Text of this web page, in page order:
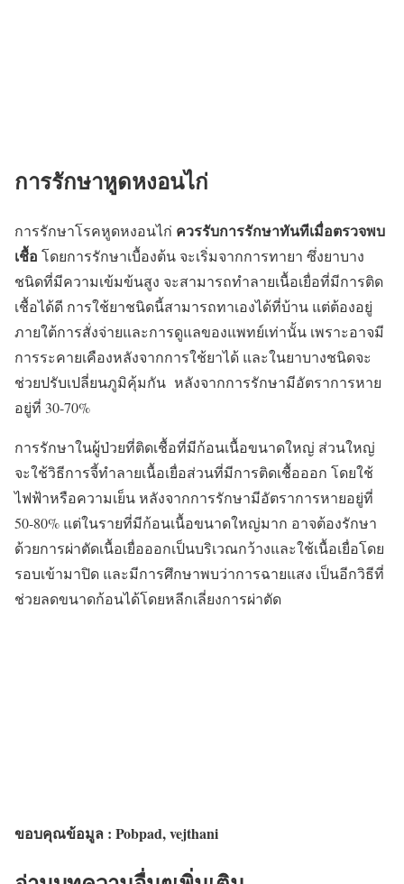
การรักษาหูดหงอนไก่
การรักษาโรคหูดหงอนไก่ ควรรับการรักษาทันทีเมื่อตรวจพบ
เชื้อ โดยการรักษาเบื้องต้น จะเริ่มจากการทายา ซึ่งยาบาง
ชนิดที่มีความเข้มข้นสูง จะสามารถทำลายเนื้อเยื่อที่มีการติด
เชื้อได้ดี การใช้ยาชนิดนี้สามารถทาเองได้ที่บ้าน แต่ต้องอยู่
ภายใต้การสั่งจ่ายและการดูแลของแพทย์เท่านั้น เพราะอาจมี
การระคายเคืองหลังจากการใช้ยาได้ และในยาบางชนิดจะ
ช่วยปรับเปลี่ยนภูมิคุ้มกัน หลังจากการรักษามีอัตราการหาย
อยู่ที่ 30-70%
การรักษาในผู้ป่วยที่ติดเชื้อที่มีก้อนเนื้อขนาดใหญ่ ส่วนใหญ่
จะใช้วิธีการจี้ทำลายเนื้อเยื่อส่วนที่มีการติดเชื้อออก โดยใช้
ไฟฟ้าหรือความเย็น หลังจากการรักษามีอัตราการหายอยู่ที่
50-80% แต่ในรายที่มีก้อนเนื้อขนาดใหญ่มาก อาจต้องรักษา
ด้วยการผ่าตัดเนื้อเยื่อออกเป็นบริเวณกว้างและใช้เนื้อเยื่อโดย
รอบเข้ามาปิด และมีการศึกษาพบว่าการฉายแสง เป็นอีกวิธีที่
ช่วยลดขนาดก้อนได้โดยหลีกเลี่ยงการผ่าตัด
ขอบคุณข้อมูล : Pobpad, vejthani